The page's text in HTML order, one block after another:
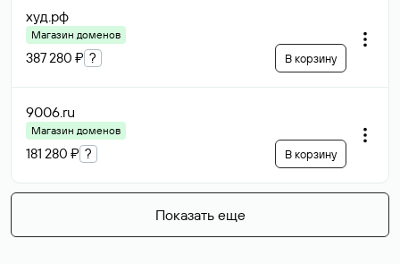
худ.рф
Магазин доменов
387 280 ₽ ? В корзину
9006.ru
Магазин доменов
181 280 ₽ ? В корзину
Показать еще